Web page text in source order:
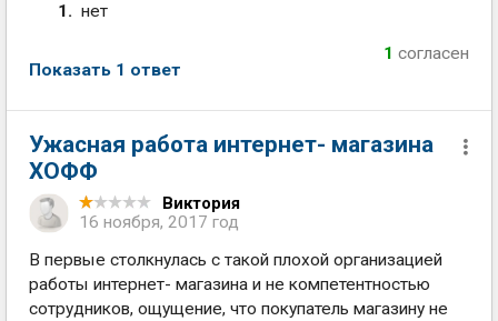
нет
1 согласен
Показать 1 ответ
Ужасная работа интернет- магазина
ХОФФ
Виктория
16 ноября, 2017 год
В первые столкнулась с такой плохой организацией
работы интернет- магазина и не компетентностью
сотрудников, ощущение, что покупатель магазину не